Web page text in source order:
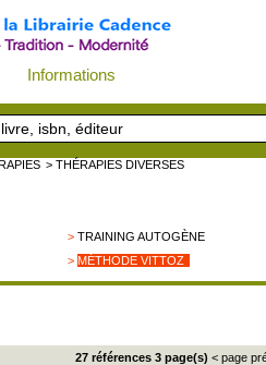
Informations
> THÉRAPIES DIVERSES
>TRAINING AUTOGÈNE
> MÉTHODE VITTOZ
27 références 3 page(s) < page